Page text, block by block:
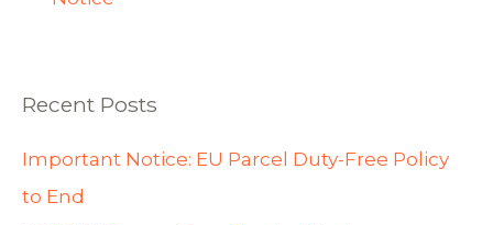
Recent Posts
Important Notice: EU Parcel Duty-Free Policy
to End